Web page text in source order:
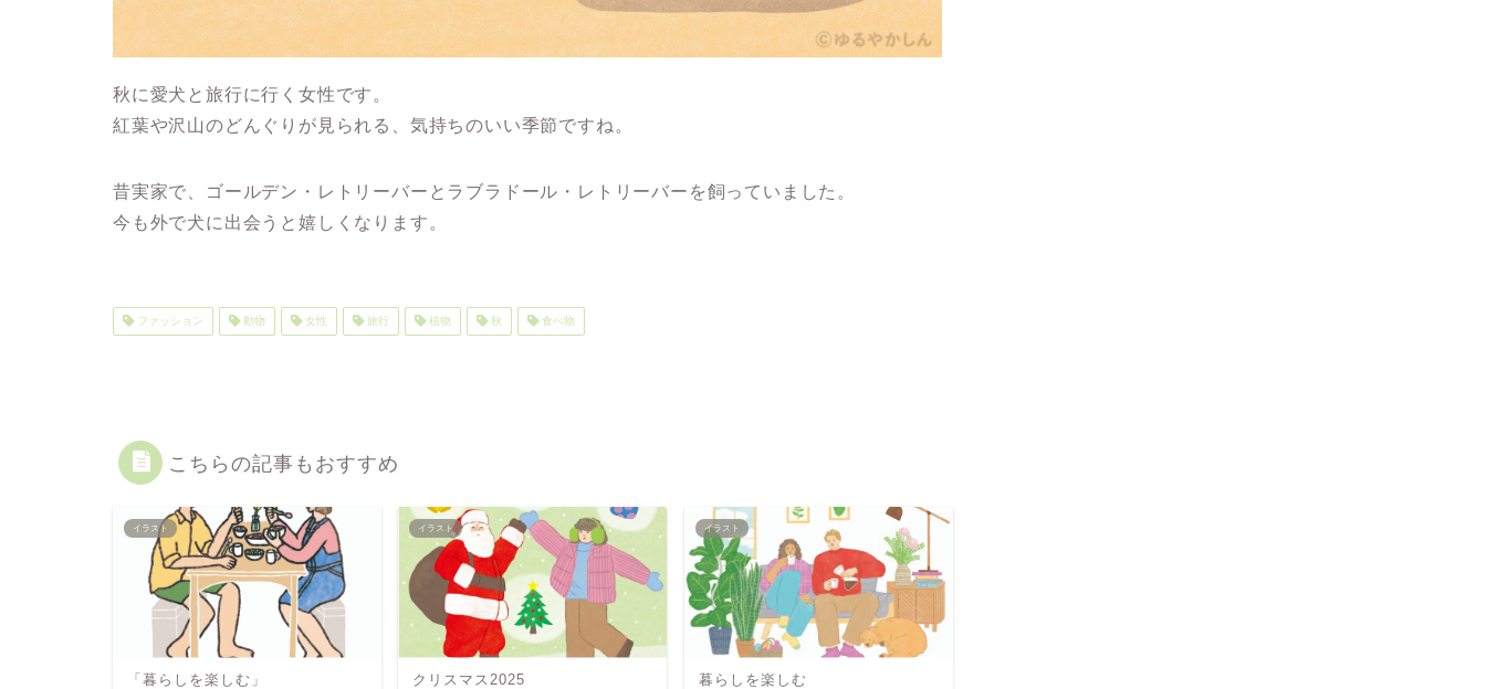
秋に愛犬と旅行に行く女性です。
紅葉や沢山のどんぐりが見られる、気持ちのいい季節ですね。
昔実家で、ゴールデン・レトリーバーとラブラドール・レトリーバーを飼っていました。
今も外で犬に出会うと嬉しくなります。
ファッション 動物 女性 旅行 植物 秋 食べ物
こちらの記事もおすすめ
イラスト
「暮らしを楽しむ」
イラスト
クリスマス2025
イラスト
暮らしを楽しむ